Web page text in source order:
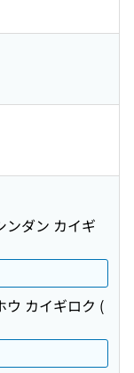
ンダン カイギ
ウ カイギロク (